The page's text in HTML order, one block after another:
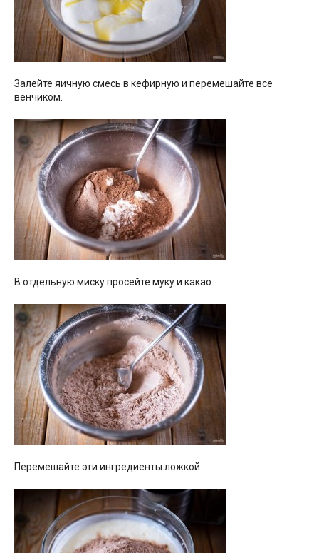
Залейте яичную смесь в кефирную и перемешайте все
венчиком.
В отдельную миску просейте муку и какао.
Перемешайте эти ингредиенты ложкой.